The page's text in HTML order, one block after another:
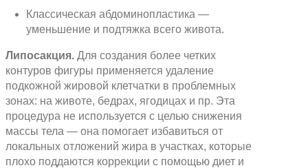
Классическая абдоминопластика —
уменьшение и подтяжка всего живота.
Липосакция. Для создания более четких
контуров фигуры применяется удаление
подкожной жировой клетчатки в проблемных
зонах: на животе, бедрах, ягодицах и пр. Эта
процедура не используется с целью снижения
массы тела — она помогает избавиться от
локальных отложений жира в участках, которые
плохо поддаются коррекции с помощью диет и